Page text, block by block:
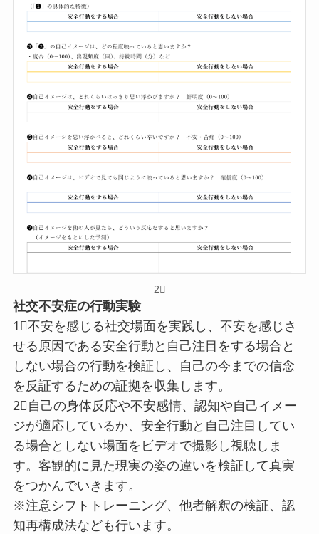
2⃣
社交不安症の行動実験
1⃣不安を感じる社交場面を実践し、不安を感じさ
せる原因である安全行動と自己注目をする場合と
しない場合の行動を検証し、自己の今までの信念
を反証するための証拠を収集します。
2⃣自己の身体反応や不安感情、認知や自己イメー
ジが適応しているか、安全行動と自己注目してい
る場合としない場面をビデオで撮影し視聴しま
す。客観的に見た現実の姿の違いを検証して真実
をつかんでいきます。
※注意シフトトレーニング、他者解釈の検証、認
知再構成法なども行います。